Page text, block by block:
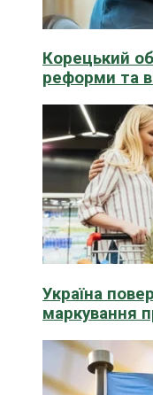
Корецький
реформи та
Україна
маркування